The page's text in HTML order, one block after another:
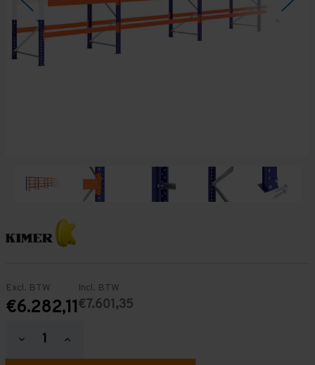
Excl. BTW
€6.282,11
Incl. BTW
€7.601,35
Hoeveelheid
verlagen
Hoeveelheid
verhogen